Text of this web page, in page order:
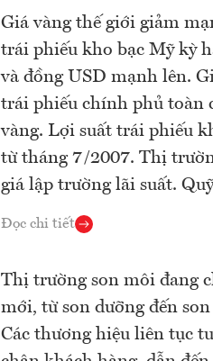
Giá vàng thế giới giảm
trái phiếu kho bạc Mỹ kỳ
và đồng USD mạnh lên.
trái phiếu chính phủ toàn
vàng. Lợi suất trái phiếu
từ tháng 7/2007. Thị
giá lập trường lãi suất.
Đọc chi tiết
Thị trường son môi đang
mới, từ son dưỡng đến
Các thương hiệu liên tục